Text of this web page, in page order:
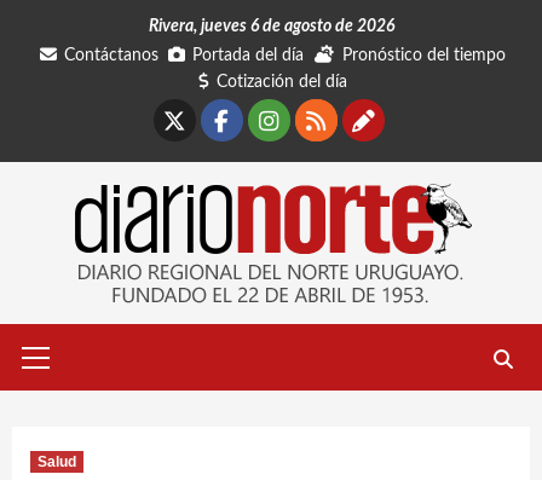
Rivera, jueves 6 de agosto de 2026
Contáctanos
Portada del día
Pronóstico del tiempo
Cotización del día
Facebook
Instagram
RSSContáctanos
primario
Salud